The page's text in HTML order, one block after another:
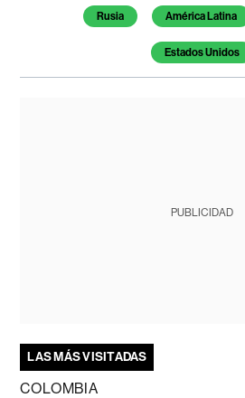
Rusia América Latina
Estados Unidos
PUBLICIDAD
LAS MÁS VISITADAS
COLOMBIA